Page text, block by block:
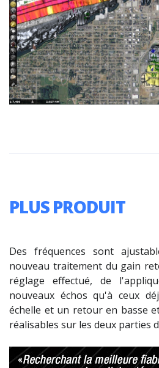
PLUS PRODUIT
Des fréquences sont
nouveau traitement du gain
réglage effectué, de
nouveaux échos qu'à ceux
échelle et un retour en basse
réalisables sur les deux parties